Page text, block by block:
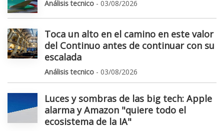
Análisis tecnico - 03/08/2026
Toca un alto en el camino en este valor
del Continuo antes de continuar con su
escalada
Análisis tecnico - 03/08/2026
Luces y sombras de las big tech: Apple
alarma y Amazon "quiere todo el
ecosistema de la IA"